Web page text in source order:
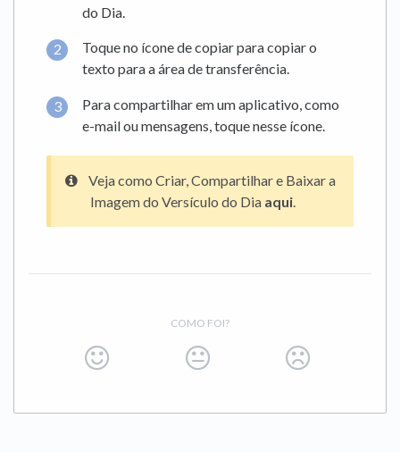
do Dia.
Toque no ícone de copiar para copiar o
texto para a área de transferência.
Para compartilhar em um aplicativo, como
e-mail ou mensagens, toque nesse ícone.
Veja como Criar, Compartilhar e Baixar a
Imagem do Versículo do Dia aqui
COMO FOI?